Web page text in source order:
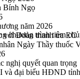
Bính Ngọ
năm 2026
với Đoàn thanh tra EC
Ngày Thầy thuốc
nghị quyết quan trọng
và đại biểu HĐND
chương trình tiêm